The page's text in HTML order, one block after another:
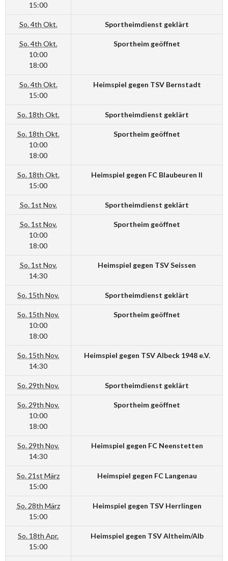
15:00
So. 4th Okt. Sportheimdienst geklärt
So. 4th Okt.
10:00
18:00
Sportheim geöffnet
So. 4th Okt.
15:00
Heimspiel gegen TSV Bernstadt
So. 18th Okt. Sportheimdienst geklärt
So. 18th Okt.
10:00
18:00
Sportheim geöffnet
So. 18th Okt.
15:00
Heimspiel gegen FC Blaubeuren II
So. 1st Nov. Sportheimdienst geklärt
So. 1st Nov.
10:00
18:00
Sportheim geöffnet
So. 1st Nov.
14:30
Heimspiel gegen TSV Seissen
So. 15th Nov. Sportheimdienst geklärt
So. 15th Nov.
10:00
18:00
Sportheim geöffnet
So. 15th Nov.
14:30
Heimspiel gegen TSV Albeck 1948 e.V.
So. 29th Nov. Sportheimdienst geklärt
So. 29th Nov.
10:00
18:00
Sportheim geöffnet
So. 29th Nov.
14:30
Heimspiel gegen FC Neenstetten
So. 21st März
15:00
Heimspiel gegen FC Langenau
So. 28th März
15:00
Heimspiel gegen TSV Herrlingen
So. 18th Apr.
15:00
Heimspiel gegen TSV Altheim/Alb